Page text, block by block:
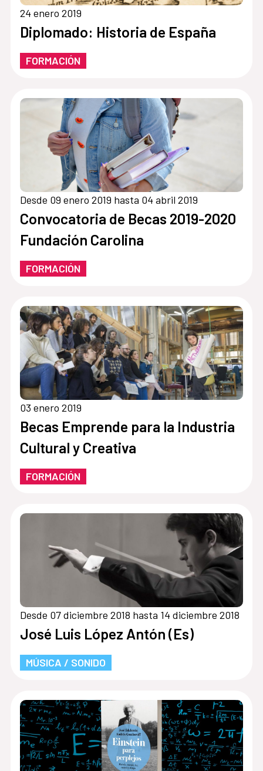
24 enero 2019
Diplomado: Historia de España
FORMACIÓN
Desde 09 enero 2019 hasta 04 abril 2019
Convocatoria de Becas 2019-2020
Fundación Carolina
FORMACIÓN
03 enero 2019
Becas Emprende para la Industria
Cultural y Creativa
FORMACIÓN
Desde 07 diciembre 2018 hasta 14 diciembre 2018
José Luis López Antón (Es)
MÚSICA / SONIDO